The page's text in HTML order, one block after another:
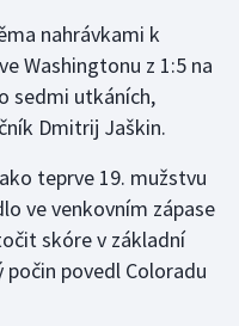
nahrávkami k
Washingtonu z 1:5 na
sedmi utkáních,
Dmitrij Jaškin.
teprve 19. mužstvu
ve venkovním zápase
skóre v základní
povedl Coloradu